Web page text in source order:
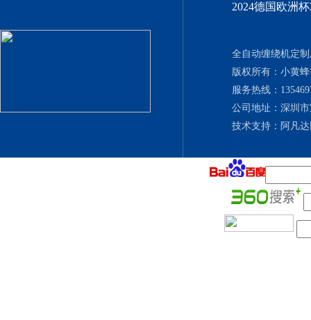
2024德国欧洲
全自动缠绕机定
版权所有：小黄
服务热线：
公司地址：深圳
技术支持： 阿凡